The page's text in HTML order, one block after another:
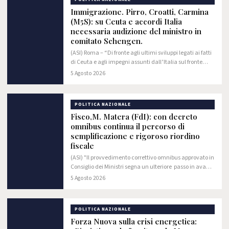
Immigrazione. Pirro, Croatti, Carmina
(M5S): su Ceuta e accordi Italia
necessaria audizione del ministro in
comitato Schengen.
(ASI) Roma – “Di fronte agli ultimi sviluppi legati ai fatti
di Ceuta e agli impegni assunti dall’Italia sul fronte
della gestione dei flussi e del controllo delle frontiere, è
5 Agosto 2026
POLITICA NAZIONALE
Fisco,M. Matera (FdI): con decreto
omnibus continua il percorso di
semplificazione e rigoroso riordino
fiscale
(ASI) "Il provvedimento correttivo omnibus approvato in
Consiglio dei Ministri segna un ulteriore passo in avanti
nel percorso di attuazione della riforma fiscale. È la
5 Agosto 2026
POLITICA NAZIONALE
Forza Nuova sulla crisi energetica: